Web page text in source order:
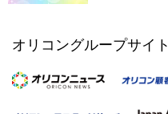
オリコングループサイト